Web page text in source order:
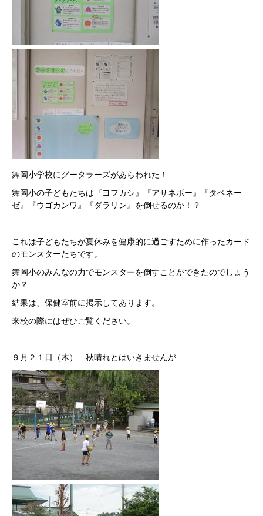
舞岡小学校にグータラーズがあらわれた！
舞岡小の子どもたちは『ヨフカシ』『アサネボー』『タベネー
ゼ』『ウゴカンワ』『ダラリン』を倒せるのか！？
これは子どもたちが夏休みを健康的に過ごすために作ったカード
のモンスターたちです。
舞岡小のみんなの力でモンスターを倒すことができたのでしょう
か？
結果は、保健室前に掲示してあります。
来校の際にはぜひご覧ください。
９月２１日（木） 秋晴れとはいきませんが…